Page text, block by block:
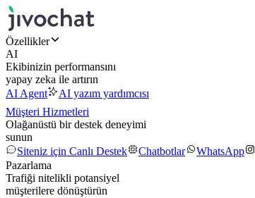
Özellikler
AI
Ekibinizin performansını
yapay zeka ile artırın
AI Agent
AI yazım yardımcısı
Müşteri Hizmetleri
Olağanüstü bir destek deneyimi
sunun
Siteniz için Canlı Destek
Chatbotlar WhatsApp
Pazarlama
Trafiği nitelikli potansiyel
müşterilere dönüştürün